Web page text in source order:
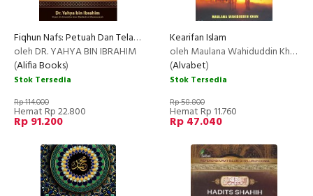
Fiqhun Nafs: Petuah Dan Teladan Inspiratif Dari Ulama Saleh
oleh DR. YAHYA BIN IBRAHIM
(Alifia Books)
Stok Tersedia
Rp 114.000
Hemat Rp 22.800
Rp 91.200
Kearifan Islam
oleh Maulana Wahiduddin Khan
(Alvabet)
Stok Tersedia
Rp 58.800
Hemat Rp 11.760
Rp 47.040